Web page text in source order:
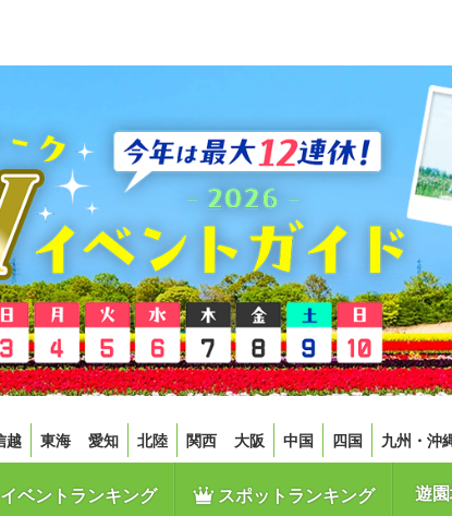
越 東海 愛知 北陸 関西 大阪 中国 四国 九州・沖
ベントランキング スポットランキング 遊